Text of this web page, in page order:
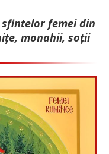
femei din
monahii, soții